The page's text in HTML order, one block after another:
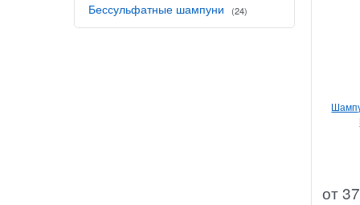
Бессульфатные шампуни (24)
от